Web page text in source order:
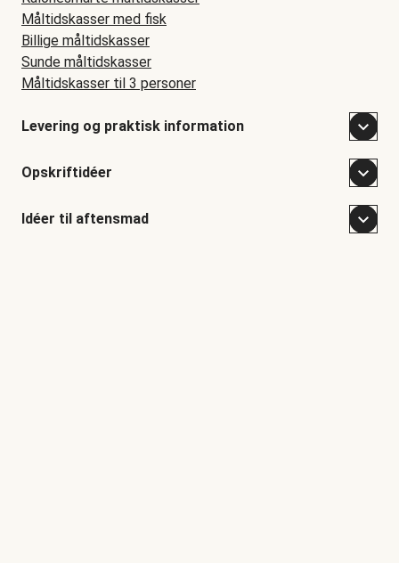
Måltidskasser med fisk
Billige måltidskasser
Sunde måltidskasser
Måltidskasser til 3 personer
Levering og praktisk information
Opskriftidéer
Idéer til aftensmad